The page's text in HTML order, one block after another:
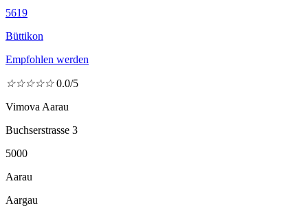
5619
Büttikon
Empfohlen werden
☆☆☆☆☆ 0.0/5
Vimova Aarau
Buchserstrasse 3
5000
Aarau
Aargau